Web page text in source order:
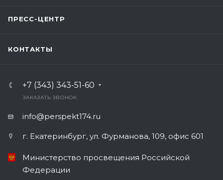
ПРЕСС-ЦЕНТР
КОНТАКТЫ
+7 (343) 343-51-60
ЗАКАЗАТЬ ЗВОНОК
info@perspekt174.ru
г. Екатеринбург, ул. Фурманова, 109, офис 601
Министерство просвещения Российской
Федерации